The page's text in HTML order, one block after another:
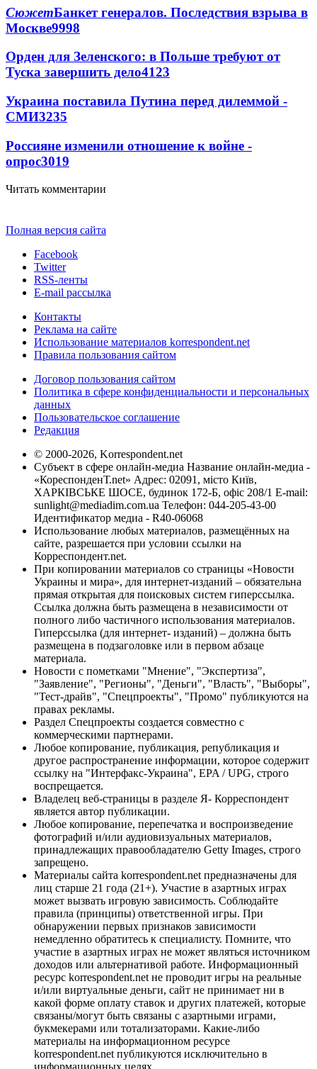
СюжетБанкет генералов. Последствия взрыва в
Москве9998
Орден для Зеленского: в Польше требуют от
Туска завершить дело4123
Украина поставила Путина перед дилеммой -
СМИ3235
Россияне изменили отношение к войне -
опрос3019
Читать комментарии
Полная версия сайта
Facebook
Twitter
RSS-ленты
E-mail рассылка
Контакты
Реклама на сайте
Использование материалов korrespondent.net
Правила пользования сайтом
Договор пользования сайтом
Политика в сфере конфиденциальности и персональных
данных
Пользовательское соглашение
Редакция
© 2000-2026, Korrespondent.net
Субъект в сфере онлайн-медиа Название онлайн-медиа -
«КореспонденТ.net» Адрес: 02091, місто Київ,
ХАРКІВСЬКЕ ШОСЕ, будинок 172-Б, офіс 208/1 E-mail:
sunlight@mediadim.com.ua Телефон: 044-205-43-00
Идентификатор медиа - R40-06068
Использование любых материалов, размещённых на
сайте, разрешается при условии ссылки на
Корреспондент.net.
При копировании материалов со страницы «Новости
Украины и мира», для интернет-изданий – обязательна
прямая открытая для поисковых систем гиперссылка.
Ссылка должна быть размещена в независимости от
полного либо частичного использования материалов.
Гиперссылка (для интернет- изданий) – должна быть
размещена в подзаголовке или в первом абзаце
материала.
Новости с пометками "Мнение", "Экспертиза",
"Заявление", "Регионы", "Деньги", "Власть", "Выборы",
"Тест-драйв", "Спецпроекты", "Промо" публикуются на
правах рекламы.
Раздел Спецпроекты создается совместно с
коммерческими партнерами.
Любое копирование, публикация, републикация и
другое распространение информации, которое содержит
ссылку на "Интерфакс-Украина", EPA / UPG, строго
воспрещается.
Владелец веб-страницы в разделе Я- Корреспондент
является автор публикации.
Любое копирование, перепечатка и воспроизведение
фотографий и/или аудиовизуальных материалов,
принадлежащих правообладателю Getty Images, строго
запрещено.
Материалы сайта korrespondent.net предназначены для
лиц старше 21 года (21+). Участие в азартных играх
может вызвать игровую зависимость. Соблюдайте
правила (принципы) ответственной игры. При
обнаружении первых признаков зависимости
немедленно обратитесь к специалисту. Помните, что
участие в азартных играх не может являться источником
доходов или альтернативой работе. Информационный
ресурс korrespondent.net не проводит игры на реальные
и/или виртуальные деньги, сайт не принимает ни в
какой форме оплату ставок и других платежей, которые
связаны/могут быть связаны с азартными играми,
букмекерами или тотализаторами. Какие-либо
материалы на информационном ресурсе
korrespondent.net публикуются исключительно в
информационных целях.